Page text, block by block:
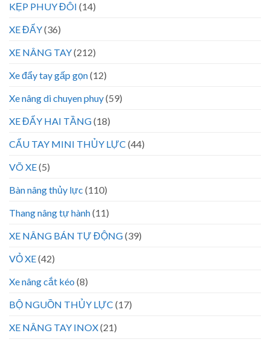
KẸP PHUY ĐÔI (14)
XE ĐẨY(36)
XE NÂNG TAY(212)
Xe đẩy tay gấp gọn(12)
Xe nâng di chuyen phuy(59)
XE ĐẨY HAI TẦNG(18)
CẨU TAY MINI THỦY LỰC (44)
VÕ XE(5)
Bàn nâng thủy lực (110)
Thang nâng tự hành(11)
XE NÂNG BÁN TỰ ĐỘNG(39)
VỎ XE(42)
Xe nâng cắt kéo (8)
BỘ NGUỒN THỦY LỰC (17)
XE NÂNG TAY INOX(21)